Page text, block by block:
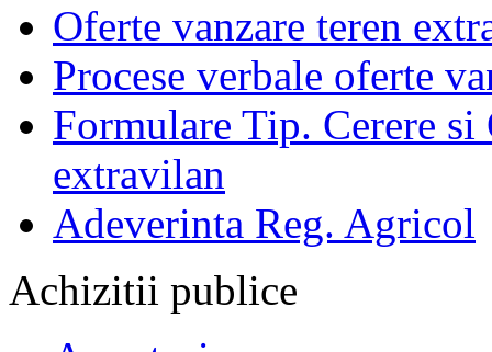
Oferte vanzare teren
Procese verbale oferte
Formulare Tip. Cerere si
extravilan
Adeverinta Reg. Agricol
Achizitii publice